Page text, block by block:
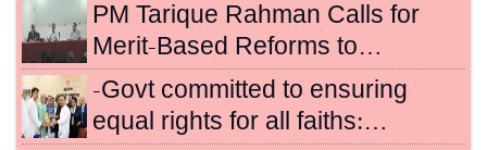
PM Tarique Rahman Calls for
Merit-Based Reforms to…
-Govt committed to ensuring
equal rights for all faiths:…